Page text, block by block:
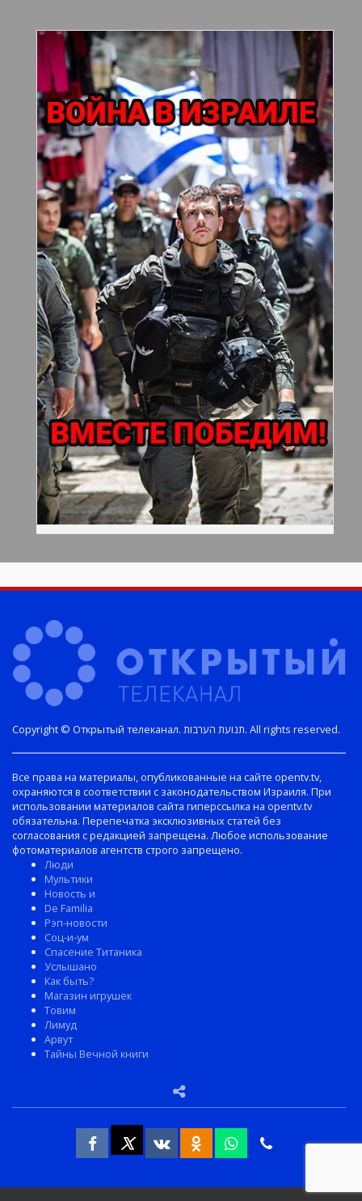
Copyright © Открытый телеканал. תנועת הערבות. All rights reserved.
Все права на материалы, опубликованные на сайте opentv.tv,
охраняются в соответствии с законодательством Израиля. При
использовании материалов сайта гиперссылка на opentv.tv
обязательна. Перепечатка эксклюзивных статей без
согласования с редакцией запрещена. Любое использование
фотоматериалов агентств строго запрещено.
Люди
Мультики
Новость и
De Familia
Рэп-новости
Соц-и-ум
Спасение Титаника
Услышано
Как быть?
Магазин игрушек
Товим
Лимуд
Арвут
Тайны Вечной книги